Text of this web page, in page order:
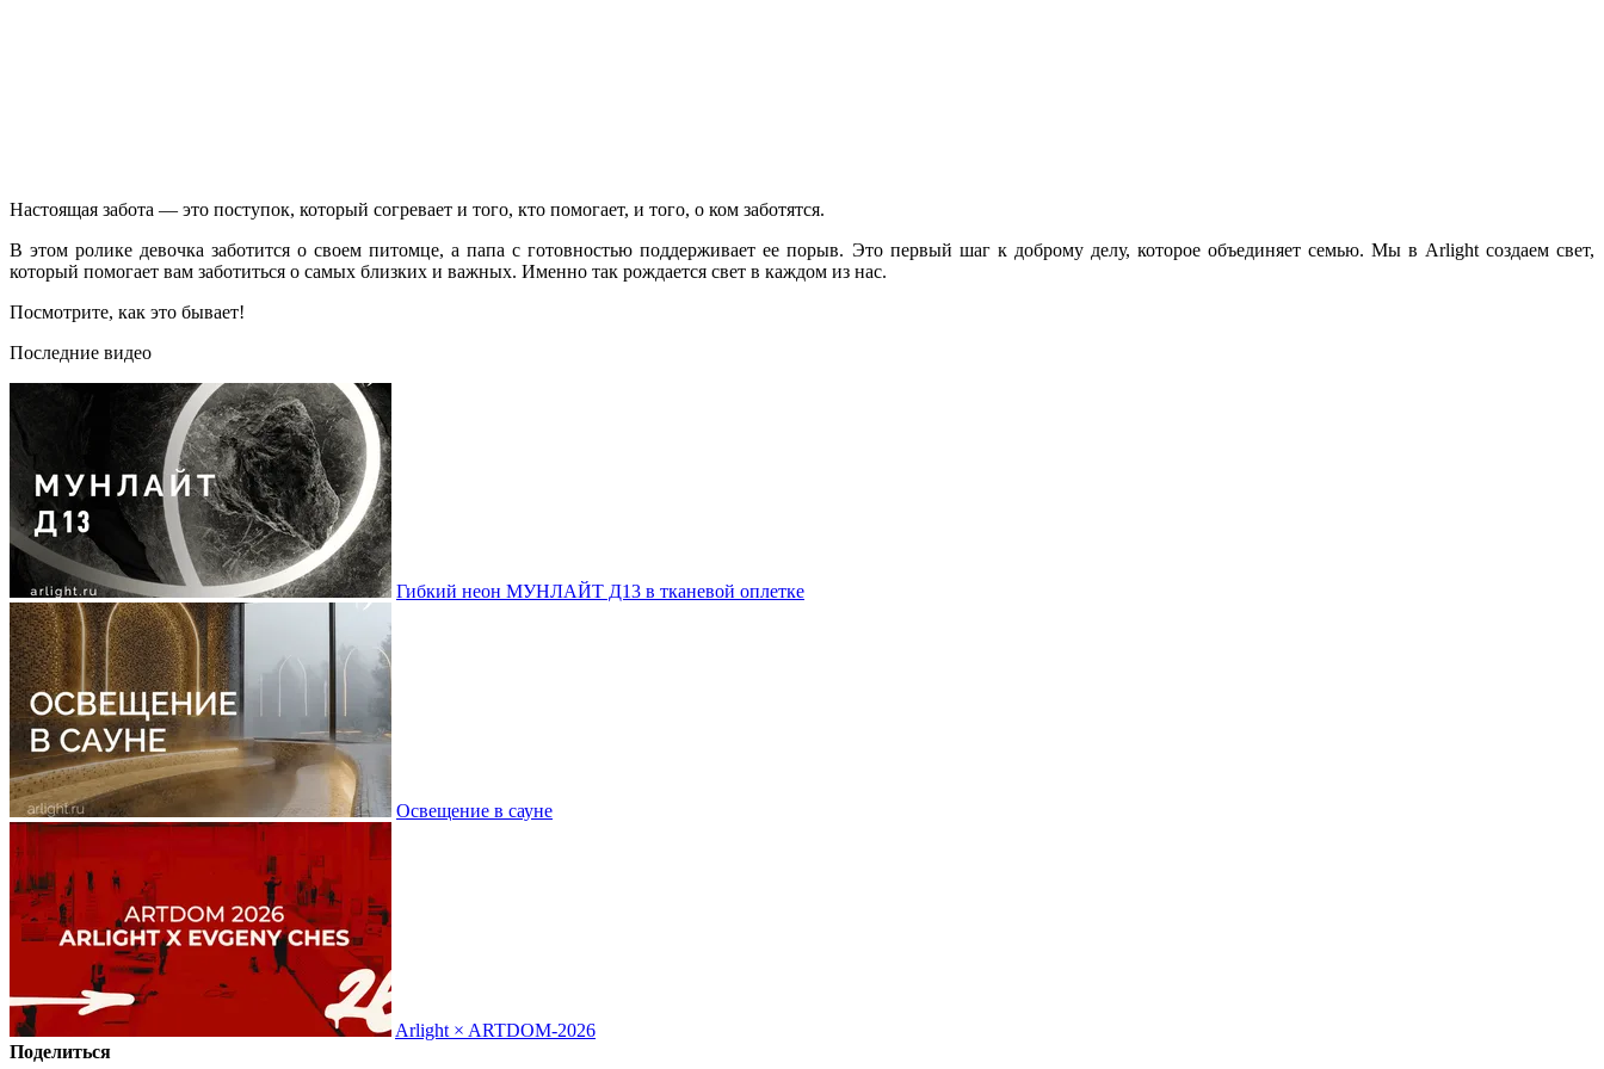
Настоящая забота — это поступок, который согревает и того, кто помогает, и того, о ком заботятся.
В этом ролике девочка заботится о своем питомце, а папа с готовностью поддерживает ее порыв. Это первый шаг к доброму делу, которое объединяет семью. Мы в Arlight создаем свет,
который помогает вам заботиться о самых близких и важных. Именно так рождается свет в каждом из нас.
Посмотрите, как это бывает!
Последние видео
Гибкий неон МУНЛАЙТ Д13 в тканевой оплетке
Освещение в сауне
Arlight × ARTDOM-2026
Поделиться